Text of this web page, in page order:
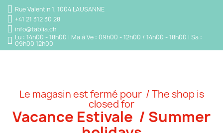
Rue Valentin 1, 1004 LAUSANNE
+41 21 312 30 28
info@tablia.ch
Lu : 14h00 - 18h00 | Ma à Ve : 09h00 - 12h00 / 14h00 - 18h00 | Sa :
09h00 12h00
Le magasin est fermé pour / The shop is
closed for
Vacance Estivale / Summer